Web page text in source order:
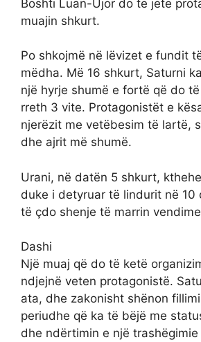
Boshti Luan-Ujor do të jetë
muajin shkurt.
Po shkojmë në lëvizet e fundit
mëdha. Më 16 shkurt, Saturni
një hyrje shumë e fortë që do
rreth 3 vite. Protagonistët e
njerëzit me vetëbesim të lartë,
dhe ajrit më shumë.
Urani, në datën 5 shkurt,
duke i detyruar të lindurit në
të çdo shenje të marrin
Dashi
Një muaj që do të ketë
ndjejnë veten protagonistë.
ata, dhe zakonisht shënon
periudhe që ka të bëjë me
dhe ndërtimin e një